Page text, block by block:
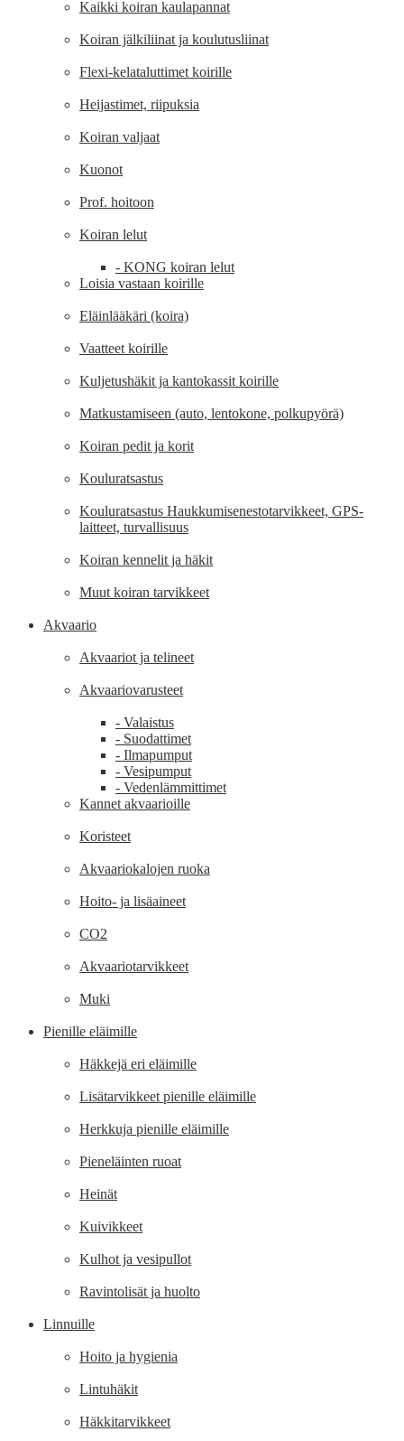
Kaikki koiran kaulapannat
Koiran jälkiliinat ja koulutusliinat
Flexi-kelataluttimet koirille
Heijastimet, riipuksia
Koiran valjaat
Kuonot
Prof. hoitoon
Koiran lelut
- KONG koiran lelut
Loisia vastaan ​​koirille
Eläinlääkäri (koira)
Vaatteet koirille
Kuljetushäkit ja kantokassit koirille
Matkustamiseen (auto, lentokone, polkupyörä)
Koiran pedit ja korit
Kouluratsastus
Kouluratsastus Haukkumisenestotarvikkeet, GPS-
laitteet, turvallisuus
Koiran kennelit ja häkit
Muut koiran tarvikkeet
Akvaario
Akvaariot ja telineet
Akvaariovarusteet
- Valaistus
- Suodattimet
- Ilmapumput
- Vesipumput
- Vedenlämmittimet
Kannet akvaarioille
Koristeet
Akvaariokalojen ruoka
Hoito- ja lisäaineet
CO2
Akvaariotarvikkeet
Muki
Pienille eläimille
Häkkejä eri eläimille
Lisätarvikkeet pienille eläimille
Herkkuja pienille eläimille
Pieneläinten ruoat
Heinät
Kuivikkeet
Kulhot ja vesipullot
Ravintolisät ja huolto
Linnuille
Hoito ja hygienia
Lintuhäkit
Häkkitarvikkeet